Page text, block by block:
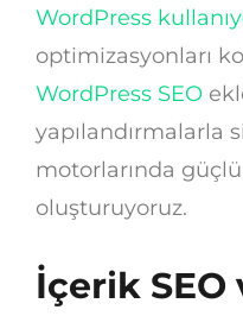
WordPress
optimizasyonları
WordPress SEO
yapılandırmalarla
motorlarında
oluşturuyoruz.
İçerik